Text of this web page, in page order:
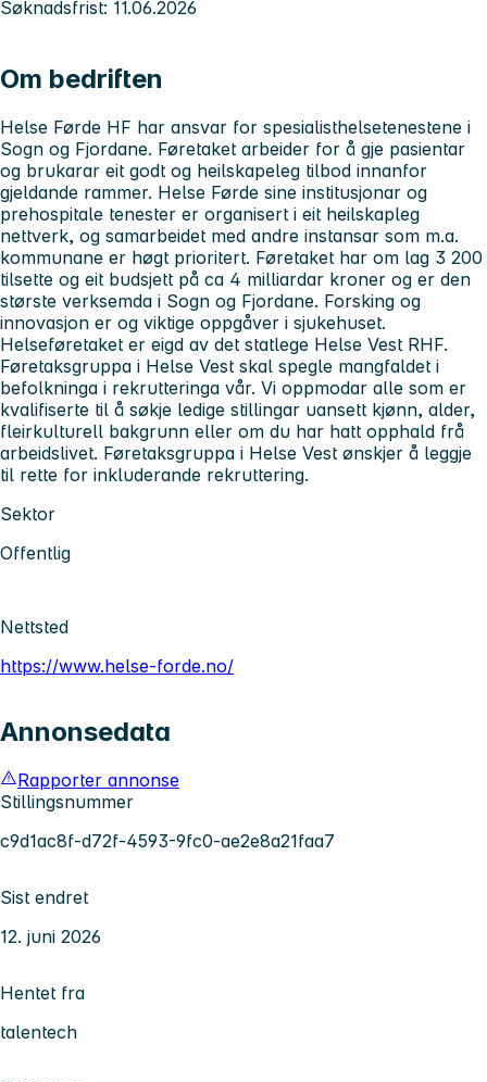
Søknadsfrist: 11.06.2026
Om bedriften
Helse Førde HF har ansvar for spesialisthelsetenestene i
Sogn og Fjordane. Føretaket arbeider for å gje pasientar
og brukarar eit godt og heilskapeleg tilbod innanfor
gjeldande rammer. Helse Førde sine institusjonar og
prehospitale tenester er organisert i eit heilskapleg
nettverk, og samarbeidet med andre instansar som m.a.
kommunane er høgt prioritert. Føretaket har om lag 3 200
tilsette og eit budsjett på ca 4 milliardar kroner og er den
største verksemda i Sogn og Fjordane. Forsking og
innovasjon er og viktige oppgåver i sjukehuset.
Helseføretaket er eigd av det statlege Helse Vest RHF.
Føretaksgruppa i Helse Vest skal spegle mangfaldet i
befolkninga i rekrutteringa vår. Vi oppmodar alle som er
kvalifiserte til å søkje ledige stillingar uansett kjønn, alder,
fleirkulturell bakgrunn eller om du har hatt opphald frå
arbeidslivet. Føretaksgruppa i Helse Vest ønskjer å leggje
til rette for inkluderande rekruttering.
Sektor
Offentlig
Nettsted
https://www.helse-forde.no/
Annonsedata
Rapporter annonse
Stillingsnummer
c9d1ac8f-d72f-4593-9fc0-ae2e8a21faa7
Sist endret
12. juni 2026
Hentet fra
talentech